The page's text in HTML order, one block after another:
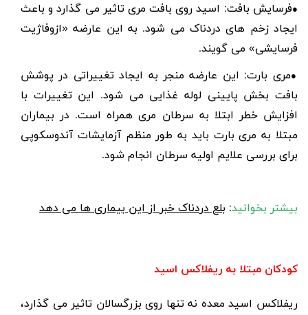
●فرسایش بافت: اسید روی بافت مری تاثیر می گذارد و باعث
ایجاد زخم های دردناک می شود. به این عارضه «ازوفاژیت
فرسایشی» می گویند.
●مری بارت: این عارضه منجر به ایجاد تغییراتی در پوشش
بافت بخش پایینی لوله غذایی می شود. این تغییرات با
افزایش خطر ابتلا به سرطان مری همراه است. در بیماران
مبتلا به مری بارت باید به طور منظم آزمایشات آندوسکوپی
برای بررسی علایم اولیه سرطان انجام شود.
بیشتر بخوانید: بلع دردناک خبر از این بیماری ها می دهد
کودکان مبتلا به ریفلاکس اسید
ریفلاکس اسید معده نه تنها روی بزرگسالان تاثیر می گذارد،